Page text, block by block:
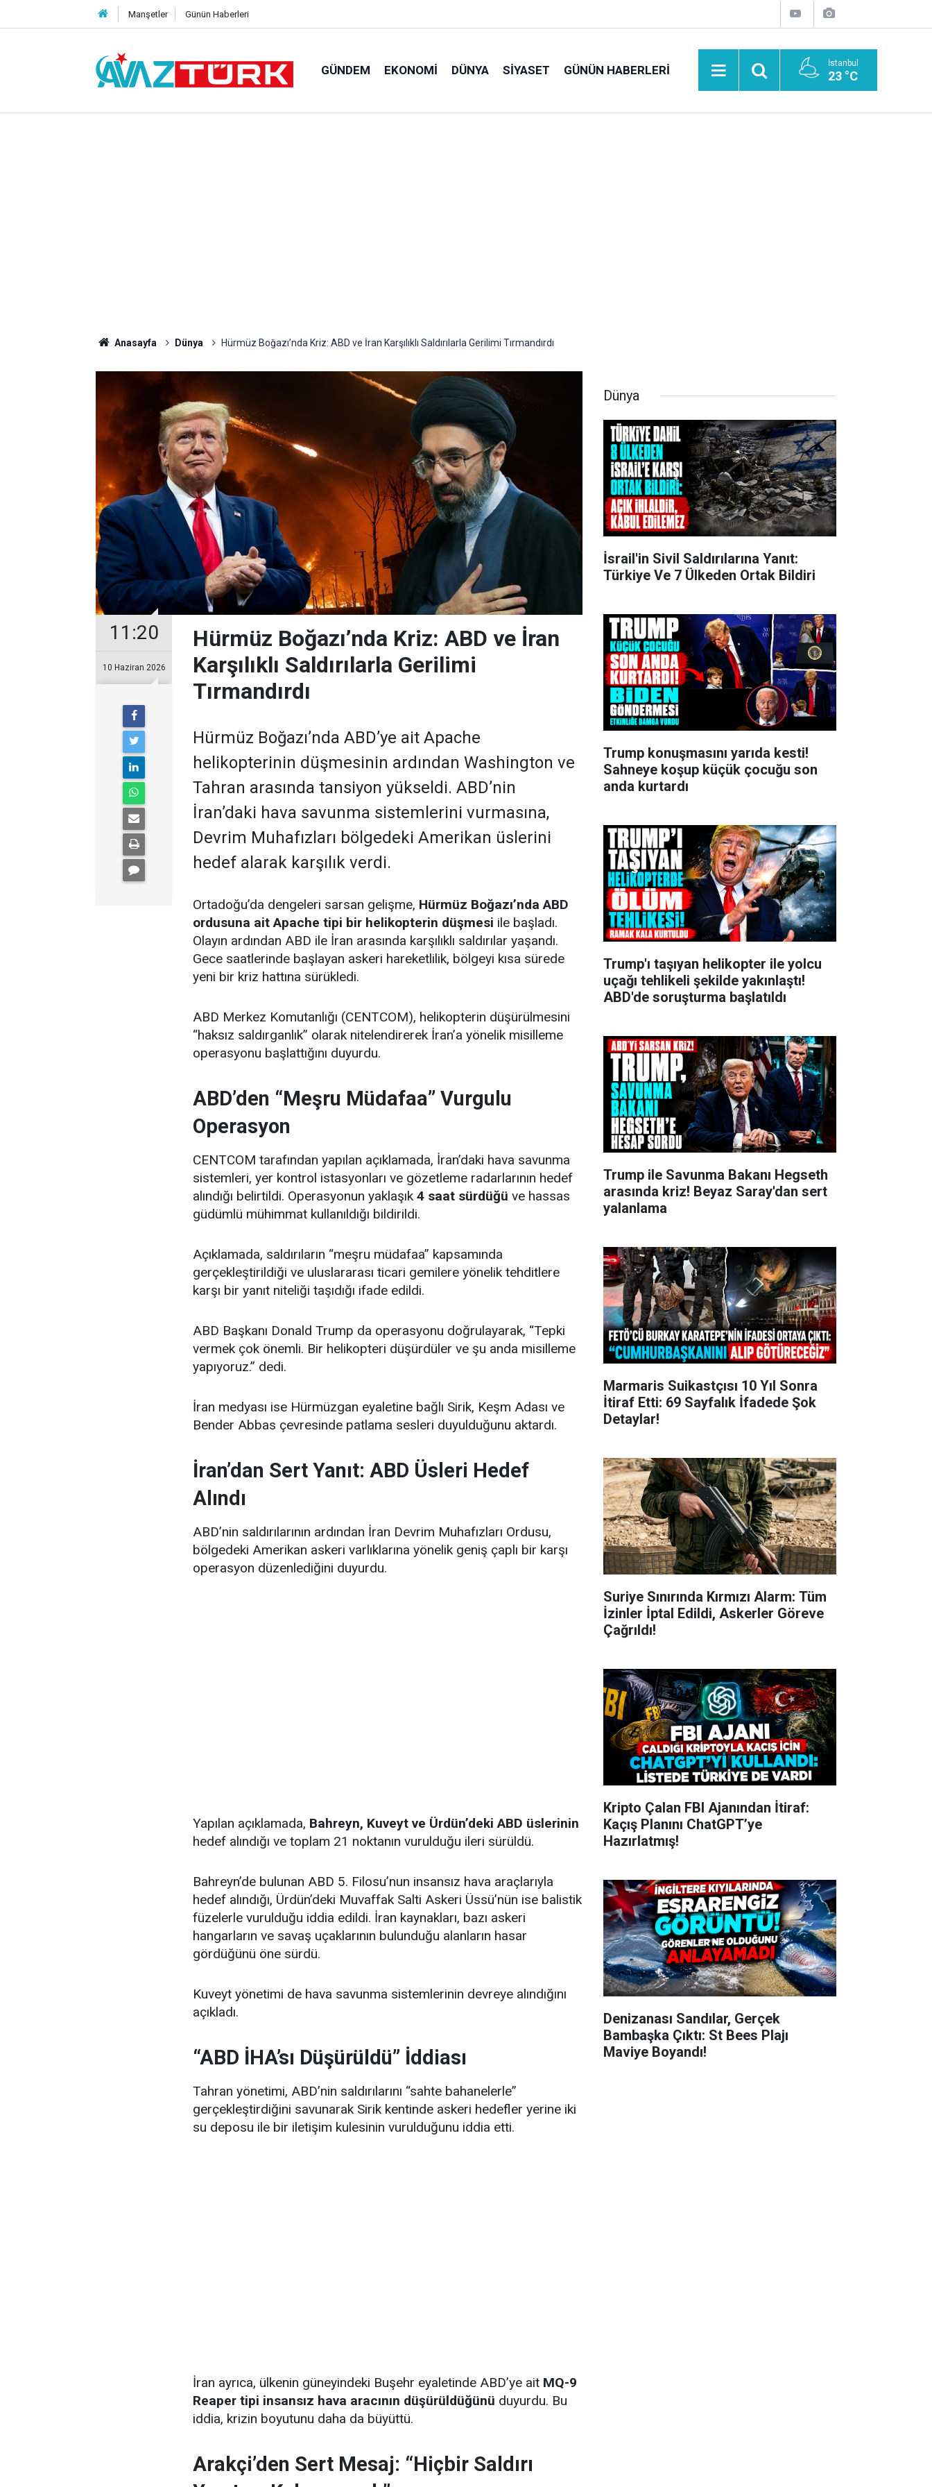
Manşetler Günün Haberleri
GÜNDEM EKONOMI DÜNYA SIYASET GÜNÜN HABERLERI İstanbul
23 °C
Anasayfa Dünya Hürmüz Boğazı’nda Kriz: ABD ve İran Karşılıklı Saldırılarla Gerilimi Tırmandırdı
11:20
10 Haziran 2026
Hürmüz Boğazı’nda Kriz: ABD ve İran
Karşılıklı Saldırılarla Gerilimi
Tırmandırdı
Hürmüz Boğazı’nda ABD’ye ait Apache
helikopterinin düşmesinin ardından Washington ve
Tahran arasında tansiyon yükseldi. ABD’nin
İran’daki hava savunma sistemlerini vurmasına,
Devrim Muhafızları bölgedeki Amerikan üslerini
hedef alarak karşılık verdi.
Ortadoğu’da dengeleri sarsan gelişme, Hürmüz Boğazı’nda ABD
ordusuna ait Apache tipi bir helikopterin düşmesi ile başladı.
Olayın ardından ABD ile İran arasında karşılıklı saldırılar yaşandı.
Gece saatlerinde başlayan askeri hareketlilik, bölgeyi kısa sürede
yeni bir kriz hattına sürükledi.
ABD Merkez Komutanlığı (CENTCOM), helikopterin düşürülmesini
“haksız saldırganlık” olarak nitelendirerek İran’a yönelik misilleme
operasyonu başlattığını duyurdu.
ABD’den “Meşru Müdafaa” Vurgulu
Operasyon
CENTCOM tarafından yapılan açıklamada, İran’daki hava savunma
sistemleri, yer kontrol istasyonları ve gözetleme radarlarının hedef
alındığı belirtildi. Operasyonun yaklaşık 4 saat sürdüğü ve hassas
güdümlü mühimmat kullanıldığı bildirildi.
Açıklamada, saldırıların “meşru müdafaa” kapsamında
gerçekleştirildiği ve uluslararası ticari gemilere yönelik tehditlere
karşı bir yanıt niteliği taşıdığı ifade edildi.
ABD Başkanı Donald Trump da operasyonu doğrulayarak, “Tepki
vermek çok önemli. Bir helikopteri düşürdüler ve şu anda misilleme
yapıyoruz.” dedi.
İran medyası ise Hürmüzgan eyaletine bağlı Sirik, Keşm Adası ve
Bender Abbas çevresinde patlama sesleri duyulduğunu aktardı.
İran’dan Sert Yanıt: ABD Üsleri Hedef
Alındı
ABD’nin saldırılarının ardından İran Devrim Muhafızları Ordusu,
bölgedeki Amerikan askeri varlıklarına yönelik geniş çaplı bir karşı
operasyon düzenlediğini duyurdu.
Yapılan açıklamada, Bahreyn, Kuveyt ve Ürdün’deki ABD üslerinin
hedef alındığı ve toplam 21 noktanın vurulduğu ileri sürüldü.
Bahreyn’de bulunan ABD 5. Filosu’nun insansız hava araçlarıyla
hedef alındığı, Ürdün’deki Muvaffak Salti Askeri Üssü’nün ise balistik
füzelerle vurulduğu iddia edildi. İran kaynakları, bazı askeri
hangarların ve savaş uçaklarının bulunduğu alanların hasar
gördüğünü öne sürdü.
Kuveyt yönetimi de hava savunma sistemlerinin devreye alındığını
açıkladı.
“ABD İHA’sı Düşürüldü” İddiası
Tahran yönetimi, ABD’nin saldırılarını “sahte bahanelerle”
gerçekleştirdiğini savunarak Sirik kentinde askeri hedefler yerine iki
su deposu ile bir iletişim kulesinin vurulduğunu iddia etti.
İran ayrıca, ülkenin güneyindeki Buşehr eyaletinde ABD’ye ait MQ-9
Reaper tipi insansız hava aracının düşürüldüğünü duyurdu. Bu
iddia, krizin boyutunu daha da büyüttü.
Arakçi’den Sert Mesaj: “Hiçbir Saldırı
Dünya
İsrail'in Sivil Saldırılarına Yanıt:
Türkiye Ve 7 Ülkeden Ortak Bildiri
Trump konuşmasını yarıda kesti!
Sahneye koşup küçük çocuğu son
anda kurtardı
Trump'ı taşıyan helikopter ile yolcu
uçağı tehlikeli şekilde yakınlaştı!
ABD'de soruşturma başlatıldı
Trump ile Savunma Bakanı Hegseth
arasında kriz! Beyaz Saray'dan sert
yalanlama
Marmaris Suikastçısı 10 Yıl Sonra
İtiraf Etti: 69 Sayfalık İfadede Şok
Detaylar!
Suriye Sınırında Kırmızı Alarm: Tüm
İzinler İptal Edildi, Askerler Göreve
Çağrıldı!
Kripto Çalan FBI Ajanından İtiraf:
Kaçış Planını ChatGPT’ye
Hazırlatmış!
Denizanası Sandılar, Gerçek
Bambaşka Çıktı: St Bees Plajı
Maviye Boyandı!